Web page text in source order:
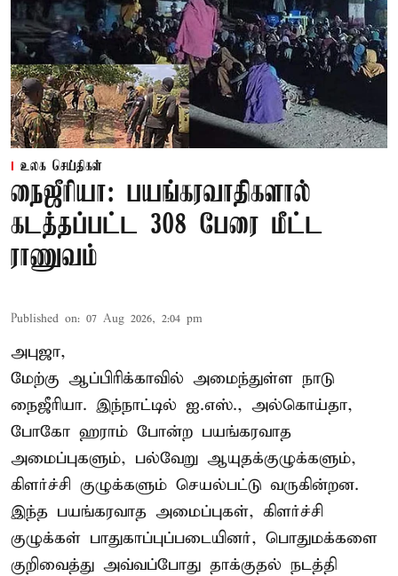
உலக செய்திகள்
நைஜீரியா: பயங்கரவாதிகளால்
கடத்தப்பட்ட 308 பேரை மீட்ட
ராணுவம்
Published on: 07 Aug 2026, 2:04 pm
அபுஜா,
மேற்கு ஆப்பிரிக்காவில் அமைந்துள்ள நாடு
நைஜீரியா. இந்நாட்டில் ஐ.எஸ்., அல்கொய்தா,
போகோ ஹராம் போன்ற பயங்கரவாத
அமைப்புகளும், பல்வேறு ஆயுதக்குழுக்களும்,
கிளர்ச்சி குழுக்களும் செயல்பட்டு வருகின்றன.
இந்த பயங்கரவாத அமைப்புகள், கிளர்ச்சி
குழுக்கள் பாதுகாப்புப்படையினர், பொதுமக்களை
குறிவைத்து அவ்வப்போது தாக்குதல் நடத்தி